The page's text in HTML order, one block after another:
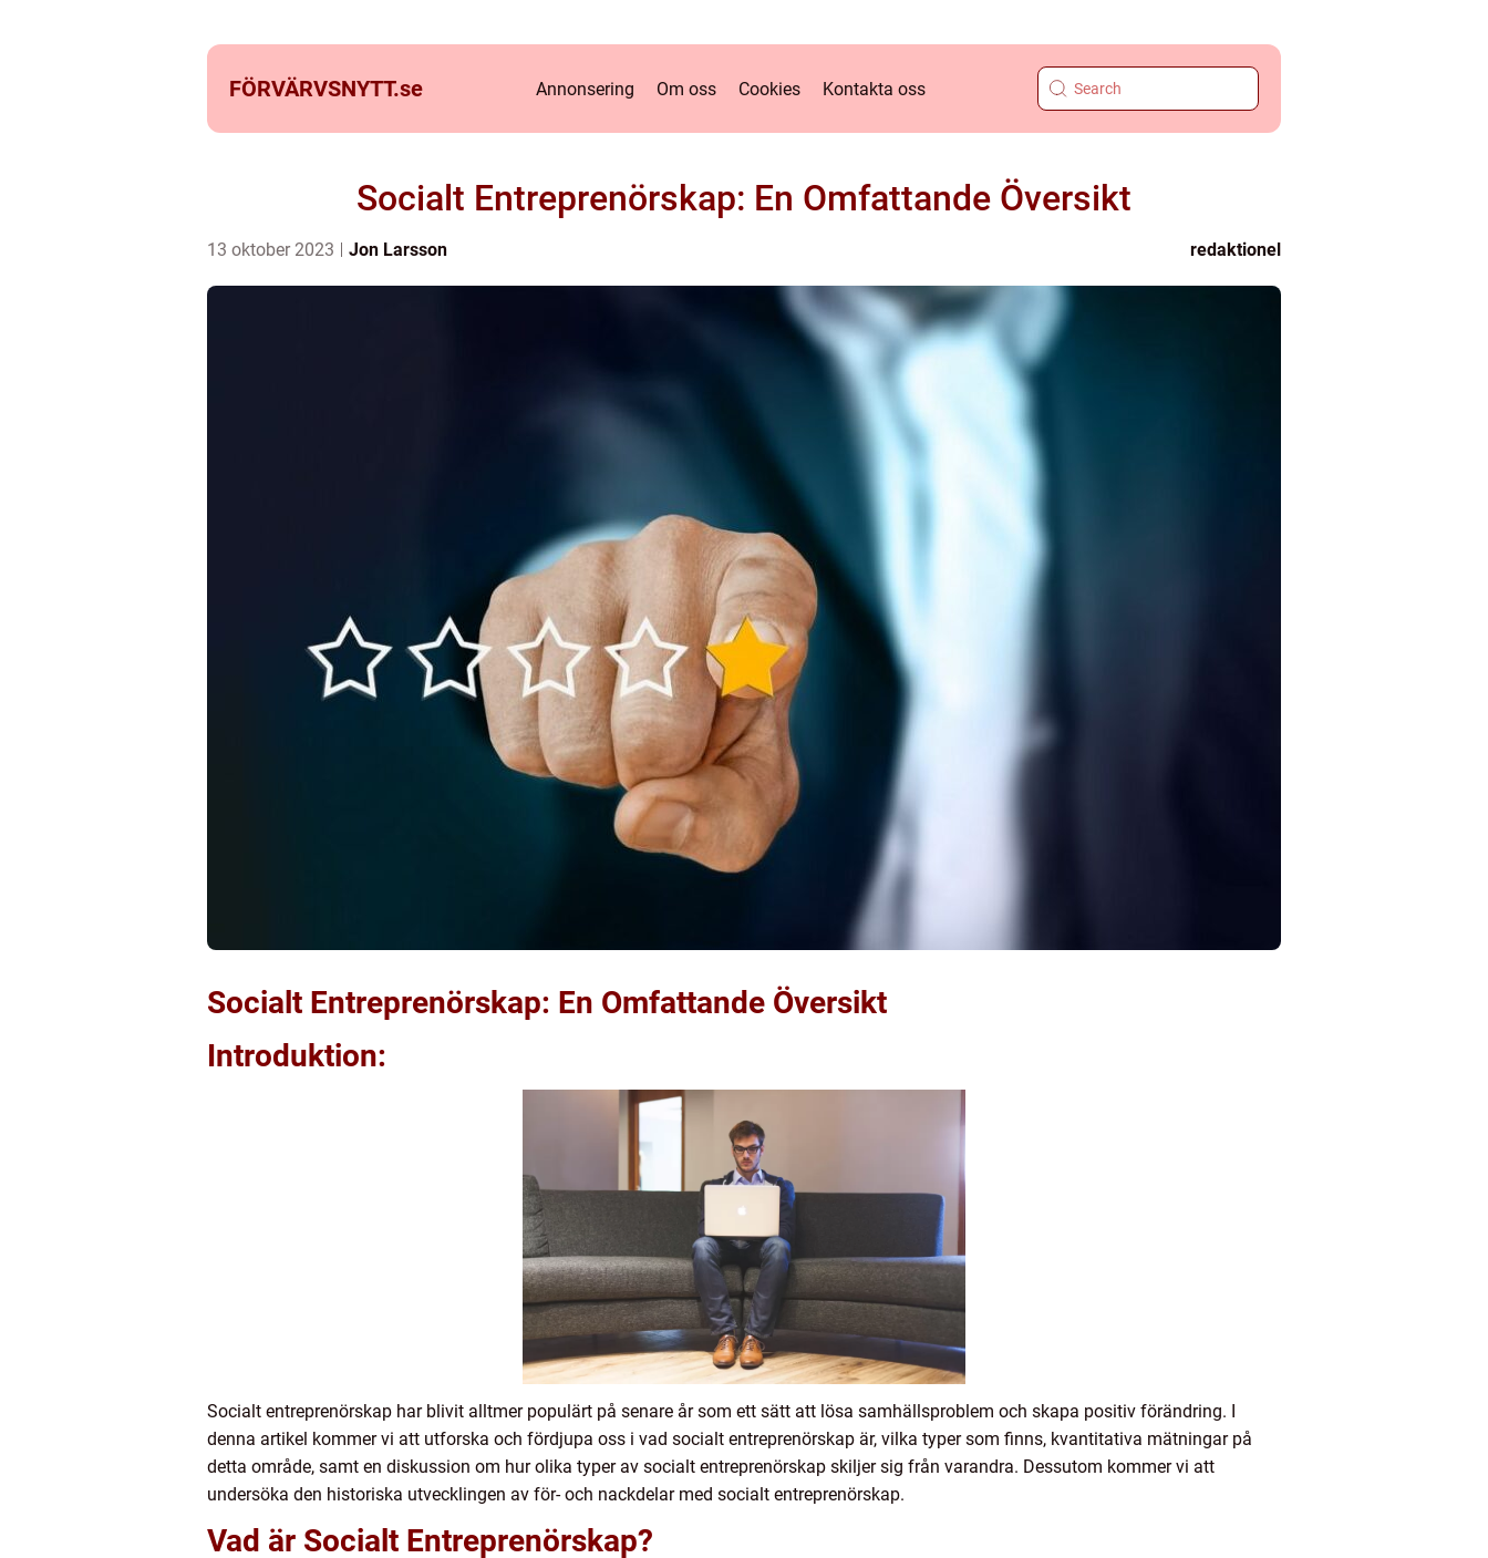
FÖRVÄRVSNYTT.se Annonsering Om oss Cookies Kontakta oss
Socialt Entreprenörskap: En Omfattande Översikt
13 oktober 2023 Jon Larsson redaktionel
Socialt Entreprenörskap: En Omfattande Översikt
Introduktion:
Socialt entreprenörskap har blivit alltmer populärt på senare år som ett sätt att lösa samhällsproblem och skapa positiv förändring. I
denna artikel kommer vi att utforska och fördjupa oss i vad socialt entreprenörskap är, vilka typer som finns, kvantitativa mätningar på
detta område, samt en diskussion om hur olika typer av socialt entreprenörskap skiljer sig från varandra. Dessutom kommer vi att
undersöka den historiska utvecklingen av för- och nackdelar med socialt entreprenörskap.
Vad är Socialt Entreprenörskap?